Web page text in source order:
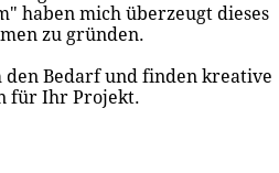
haben mich überzeugt dieses
zu gründen.
den Bedarf und finden kreative
für Ihr Projekt.